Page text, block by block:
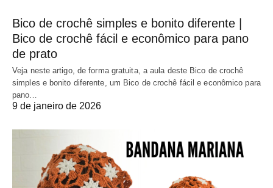
Bico de crochê simples e bonito diferente |
Bico de crochê fácil e econômico para pano
de prato
Veja neste artigo, de forma gratuita, a aula deste Bico de crochê
simples e bonito diferente, um Bico de crochê fácil e econômico para
pano…
9 de janeiro de 2026